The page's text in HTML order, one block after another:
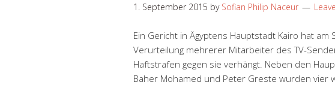
1. September 2015 by Sofian Philip Naceur
Ein Gericht in Ägyptens Hauptstadt Kairo hat am
Verurteilung mehrerer Mitarbeiter des TV-
Haftstrafen gegen sie verhängt. Neben den
Baher Mohamed und Peter Greste wurden vier